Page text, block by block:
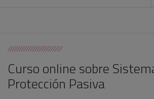
Curso online sobre
Protección Pasiva